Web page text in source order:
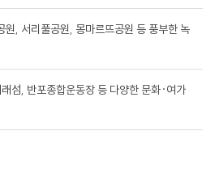
원, 서리풀공원, 몽마르뜨공원 등 풍부한 녹
섬, 반포종합운동장 등 다양한 문화·여가